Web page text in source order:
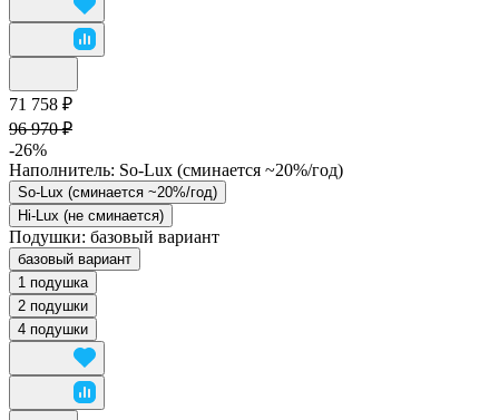
71 758 ₽
96 970 ₽
-26%
Наполнитель: So-Lux (cминается ~20%/год)
So-Lux (cминается ~20%/год)
Hi-Lux (не сминается)
Подушки: базовый вариант
базовый вариант
1 подушка
2 подушки
4 подушки